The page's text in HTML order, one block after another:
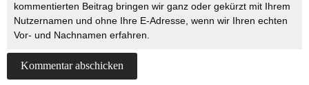
kommentierten Beitrag bringen wir ganz oder gekürzt mit Ihrem
Nutzernamen und ohne Ihre E-Adresse, wenn wir Ihren echten
Vor- und Nachnamen erfahren.